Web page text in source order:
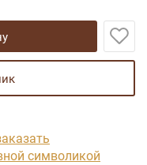
символикой